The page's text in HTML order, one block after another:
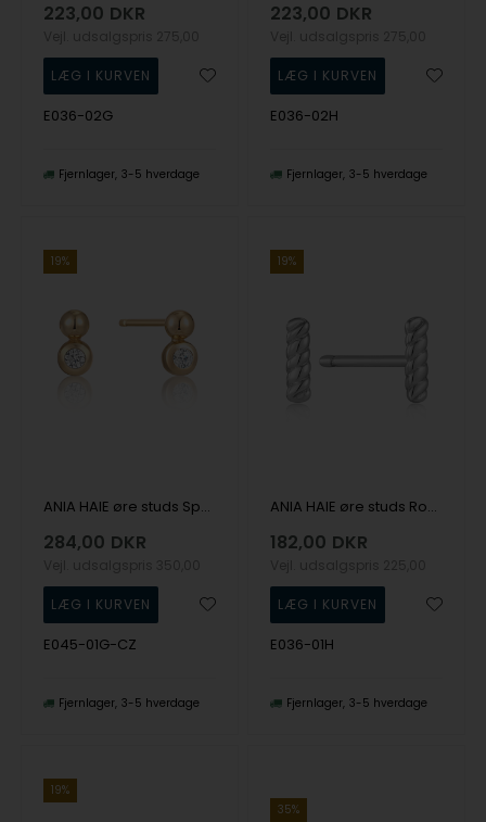
223,00 DKR
E036-02G
Fjernlager 3-5 hverdage
223,00 DKR
E036-02H
Fjernlager 3-5 hverdage
19%
ANIA HAIE øre studs Spaced Out E045-01G-CZ
284,00 DKR
E045-01G-CZ
Fjernlager 3-5 hverdage
19%
ANIA HAIE øre studs Ropes & Dreams E036-01H
182,00 DKR
E036-01H
Fjernlager 3-5 hverdage
19%
35%